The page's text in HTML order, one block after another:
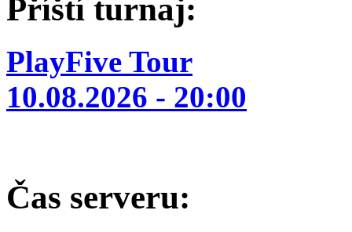
Příští turnaj:
PlayFive Tour
10.08.2026 - 20:00
Čas serveru: